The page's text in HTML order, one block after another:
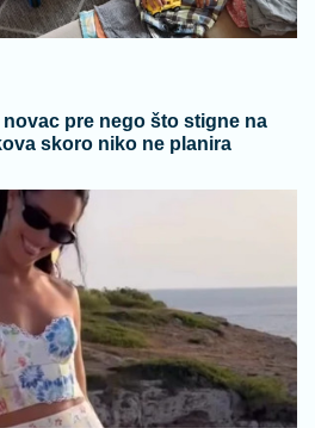
pre nego što stigne na
skoro niko ne planira